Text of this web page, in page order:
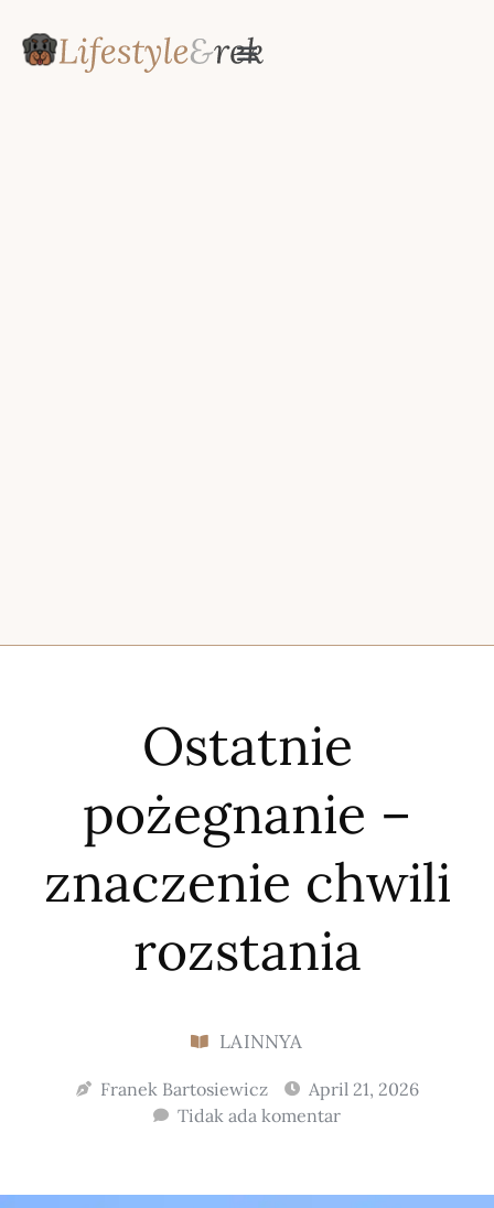
Ostatnie
pożegnanie –
znaczenie chwili
rozstania
LAINNYA
Franek Bartosiewicz
April 21, 2026
Tidak ada komentar